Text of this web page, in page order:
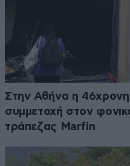
Στην Αθήνα η 46χρονη
συμμετοχή στον
τράπεζας Marfin